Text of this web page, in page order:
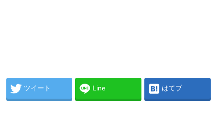
ツイート Line はてブ